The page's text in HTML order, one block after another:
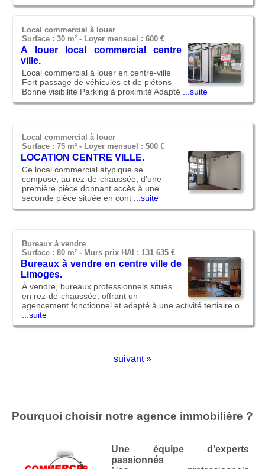
Local commercial à louer
Surface : 30 m² - Loyer mensuel : 600 €
A louer local commercial centre
ville.
Local commercial à louer en centre-ville
Fort passage de véhicules et de piétons
Bonne visibilité Parking à proximité Adapté ...suite
Local commercial à louer
Surface : 75 m² - Loyer mensuel : 500 €
LOCATION CENTRE VILLE.
Ce local commercial atypique se
compose, au rez-de-chaussée, d’une
première pièce donnant accès à une
seconde pièce située en cont ...suite
Bureaux à vendre
Surface : 80 m² - Murs prix HAI : 131 635 €
Bureaux à vendre en centre ville de
Limoges.
À vendre, bureaux professionnels situés
en rez-de-chaussée, offrant un
agencement fonctionnel et adapté à une activité tertiaire o
...suite
suivant »
Pourquoi choisir notre agence immobilière ?
Une équipe d’experts
passionnés